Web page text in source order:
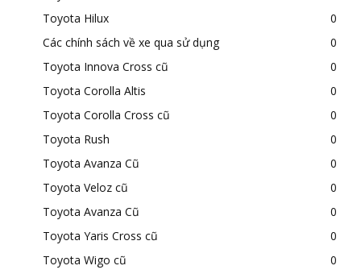
Toyota Hilux
0
Các chính sách về xe qua sử dụng
0
Toyota Innova Cross cũ
0
Toyota Corolla Altis
0
Toyota Corolla Cross cũ
0
Toyota Rush
0
Toyota Avanza Cũ
0
Toyota Veloz cũ
0
Toyota Avanza Cũ
0
Toyota Yaris Cross cũ
0
Toyota Wigo cũ
0